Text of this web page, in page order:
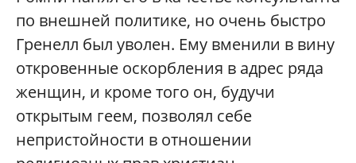
по внешней политике, но очень быстро
Гренелл был уволен. Ему вменили в вину
откровенные оскорбления в адрес ряда
женщин, и кроме того он, будучи
открытым геем, позволял себе
непристойности в отношении